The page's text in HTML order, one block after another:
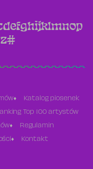
defghijklmnop
z#
Katalog piosenek
Top 100 artystów
Regulamin
Kontakt